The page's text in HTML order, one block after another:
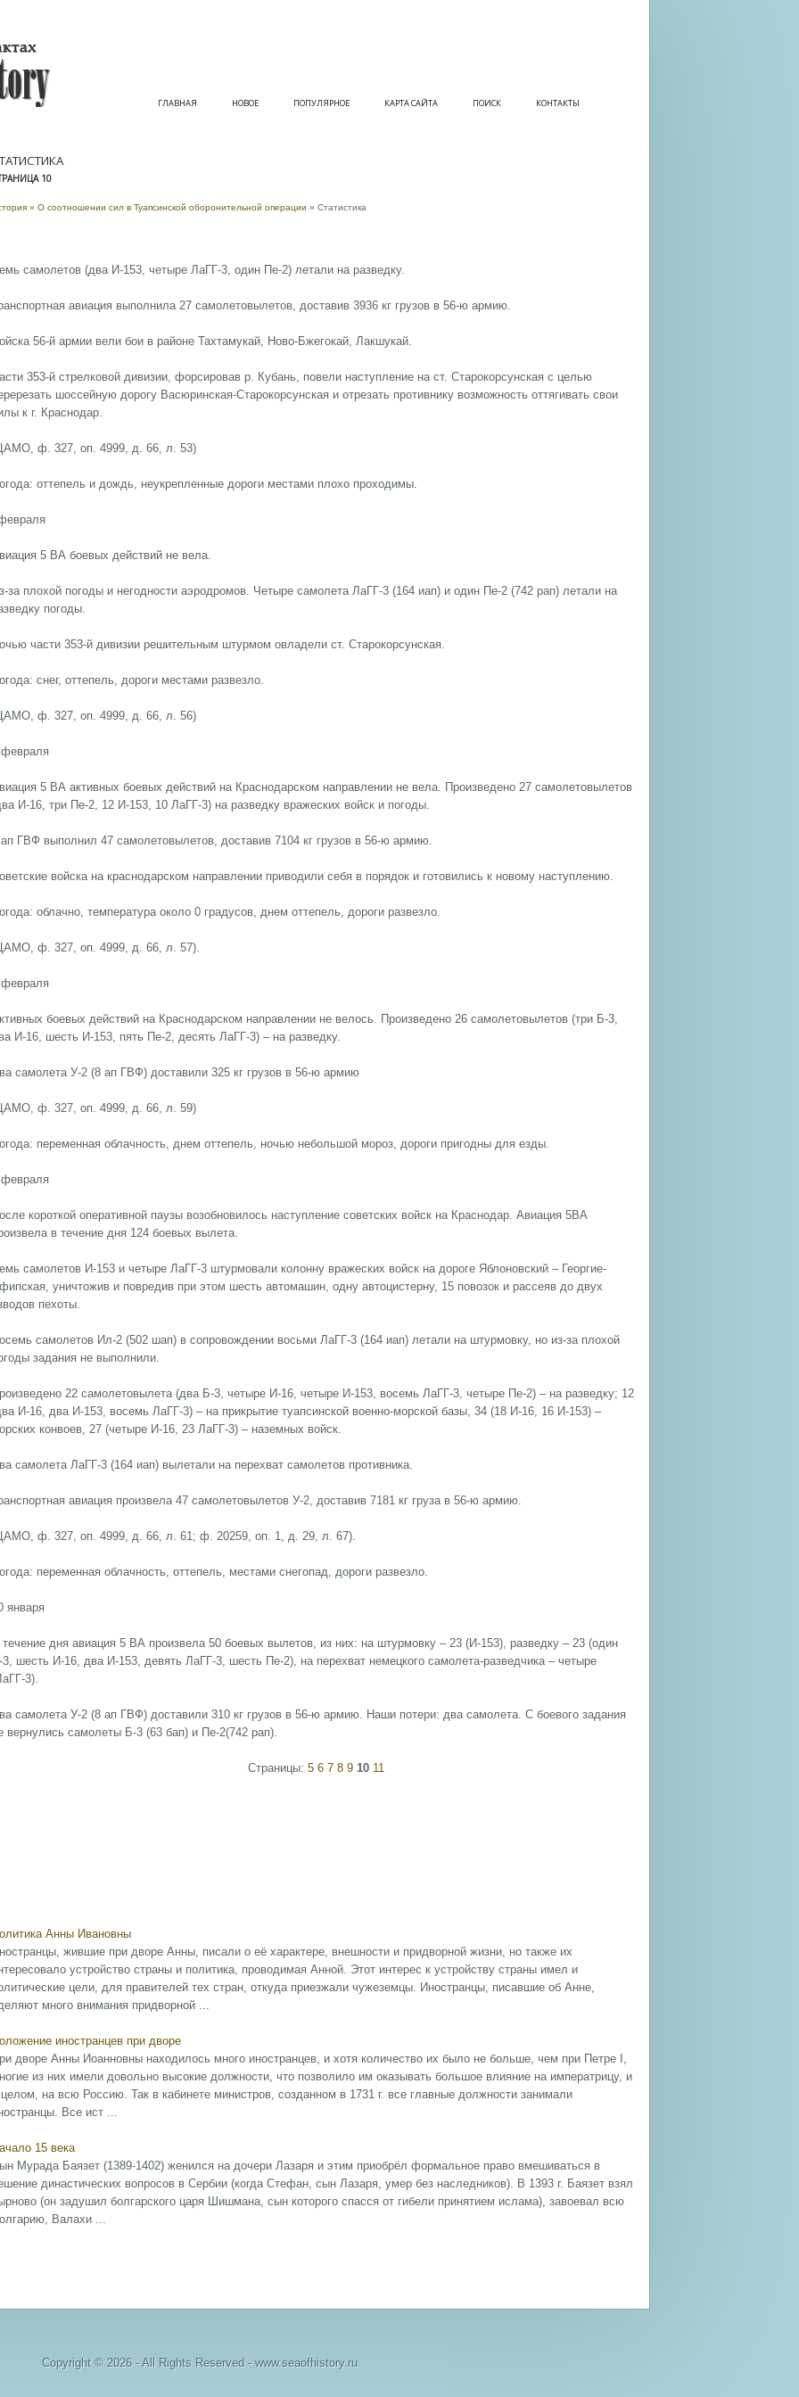
ГЛАВНАЯ НОВОЕ ПОПУЛЯРНОЕ КАРТА САЙТА ПОИСК КОНТАКТЫ
10
» О соотношении сил в Туапсинской оборонительной операции » Статистика
самолетов (два И-153, четыре ЛаГГ-3, один Пе-2) летали на разведку.
авиация выполнила 27 самолетовылетов, доставив 3936 кг грузов в 56-ю армию.
56-й армии вели бои в районе Тахтамукай, Ново-Бжегокай, Лакшукай.
353-й стрелковой дивизии, форсировав р. Кубань, повели наступление на ст. Старокорсунская с целью
шоссейную дорогу Васюринская-Старокорсунская и отрезать противнику возможность оттягивать свои
к г. Краснодар.
ф. 327, оп. 4999, д. 66, л. 53)
оттепель и дождь, неукрепленные дороги местами плохо проходимы.
5 ВА боевых действий не вела.
за плохой погоды и негодности аэродромов. Четыре самолета ЛаГГ-3 (164 иап) и один Пе-2 (742 рап) летали на
погоды.
части 353-й дивизии решительным штурмом овладели ст. Старокорсунская.
снег, оттепель, дороги местами развезло.
ф. 327, оп. 4999, д. 66, л. 56)
5 ВА активных боевых действий на Краснодарском направлении не вела. Произведено 27 самолетовылетов
И-16, три Пе-2, 12 И-153, 10 ЛаГГ-3) на разведку вражеских войск и погоды.
ГВФ выполнил 47 самолетовылетов, доставив 7104 кг грузов в 56-ю армию.
войска на краснодарском направлении приводили себя в порядок и готовились к новому наступлению.
облачно, температура около 0 градусов, днем оттепель, дороги развезло.
ф. 327, оп. 4999, д. 66, л. 57).
боевых действий на Краснодарском направлении не велось. Произведено 26 самолетовылетов (три Б-3,
И-16, шесть И-153, пять Пе-2, десять ЛаГГ-3) – на разведку.
самолета У-2 (8 ап ГВФ) доставили 325 кг грузов в 56-ю армию
ф. 327, оп. 4999, д. 66, л. 59)
переменная облачность, днем оттепель, ночью небольшой мороз, дороги пригодны для езды.
короткой оперативной паузы возобновилось наступление советских войск на Краснодар. Авиация 5ВА
в течение дня 124 боевых вылета.
самолетов И-153 и четыре ЛаГГ-3 штурмовали колонну вражеских войск на дороге Яблоновский – Георгие-
уничтожив и повредив при этом шесть автомашин, одну автоцистерну, 15 повозок и рассеяв до двух
пехоты.
самолетов Ил-2 (502 шап) в сопровождении восьми ЛаГГ-3 (164 иап) летали на штурмовку, но из-за плохой
задания не выполнили.
22 самолетовылета (два Б-3, четыре И-16, четыре И-153, восемь ЛаГГ-3, четыре Пе-2) – на разведку; 12
И-16, два И-153, восемь ЛаГГ-3) – на прикрытие туапсинской военно-морской базы, 34 (18 И-16, 16 И-153) –
конвоев, 27 (четыре И-16, 23 ЛаГГ-3) – наземных войск.
самолета ЛаГГ-3 (164 иап) вылетали на перехват самолетов противника.
авиация произвела 47 самолетовылетов У-2, доставив 7181 кг груза в 56-ю армию.
ф. 327, оп. 4999, д. 66, л. 61; ф. 20259, оп. 1, д. 29, л. 67).
переменная облачность, оттепель, местами снегопад, дороги развезло.
января
течение дня авиация 5 ВА произвела 50 боевых вылетов, из них: на штурмовку – 23 (И-153), разведку – 23 (один
3, шесть И-16, два И-153, девять ЛаГГ-3, шесть Пе-2), на перехват немецкого самолета-разведчика – четыре
3).
самолета У-2 (8 ап ГВФ) доставили 310 кг грузов в 56-ю армию. Наши потери: два самолета. С боевого задания
вернулись самолеты Б-3 (63 бап) и Пе-2(742 рап).
Страницы: 5 6 7 8 9 10 11
Анны Ивановны
жившие при дворе Анны, писали о её характере, внешности и придворной жизни, но также их
устройство страны и политика, проводимая Анной. Этот интерес к устройству страны имел и
цели, для правителей тех стран, откуда приезжали чужеземцы. Иностранцы, писавшие об Анне,
много внимания придворной ...
иностранцев при дворе
дворе Анны Иоанновны находилось много иностранцев, и хотя количество их было не больше, чем при Петре I,
из них имели довольно высокие должности, что позволило им оказывать большое влияние на императрицу, и
на всю Россию. Так в кабинете министров, созданном в 1731 г. все главные должности занимали
Все ист ...
15 века
Мурада Баязет (1389-1402) женился на дочери Лазаря и этим приобрёл формальное право вмешиваться в
династических вопросов в Сербии (когда Стефан, сын Лазаря, умер без наследников). В 1393 г. Баязет взял
(он задушил болгарского царя Шишмана, сын которого спасся от гибели принятием ислама), завоевал всю
Валахи ...
Copyright © 2026 - All Rights Reserved - www.seaofhistory.ru